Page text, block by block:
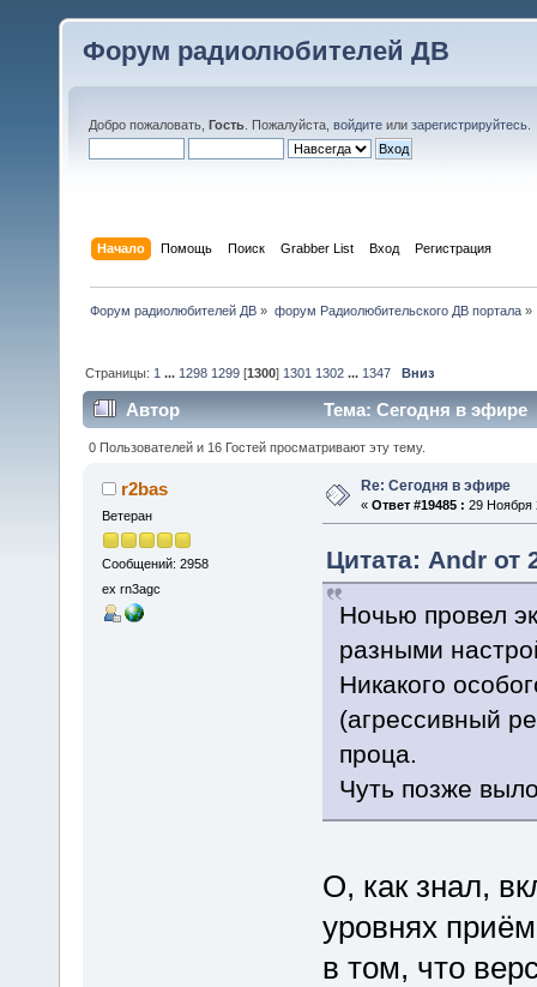
Форум радиолюбителей ДВ
Добро пожаловать, Гость . Пожалуйста, войдите или зарегистрируйтесь
Начало Помощь Поиск Grabber List Вход Регистрация
Форум радиолюбителей ДВ » форум Радиолюбительского ДВ портала»
Страницы: 1 ... 1298 1299 [1300] 1301 1302 ... 1347 Вниз
Автор Тема: Сегодня в эфире
0 Пользователей и 16 Гостей просматривают эту тему.
r2bas
Ветеран
Сообщений: 2958
ex rn3agc
Re: Сегодня в эфире
« Ответ #19485 : 29 Ноября
Цитата: Andr от
Ночью провел
разными
Никакого
(агрессивный
проца.
Чуть позже
О, как знал,
уровнях
в том, что